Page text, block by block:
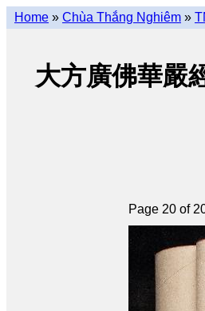
Home » Chùa Thắng Nghiêm »
大方廣佛華
Page 20 of